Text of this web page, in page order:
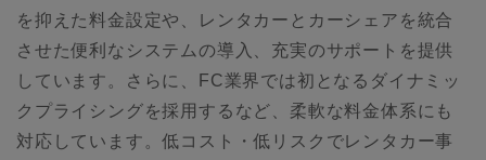
を抑えた料金設定や、レンタカーとカーシェアを統合
させた便利なシステムの導入、充実のサポートを提供
しています。さらに、FC業界では初となるダイナミッ
クプライシングを採用するなど、柔軟な料金体系にも
対応しています。低コスト・低リスクでレンタカー事